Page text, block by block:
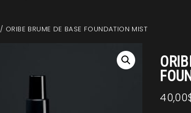
/ ORIBE BRUME DE BASE FOUNDATION MIST
40,00